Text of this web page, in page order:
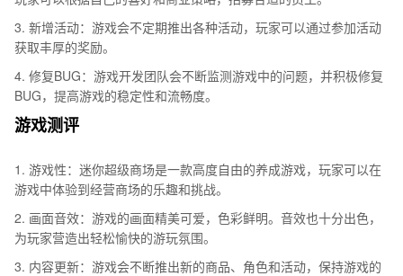
3. 新增活动：游戏会不定期推出各种活动，玩家可以通过参加活动
获取丰厚的奖励。
4. 修复BUG：游戏开发团队会不断监测游戏中的问题，并积极修复
BUG，提高游戏的稳定性和流畅度。
游戏测评
1. 游戏性：迷你超级商场是一款高度自由的养成游戏，玩家可以在
游戏中体验到经营商场的乐趣和挑战。
2. 画面音效：游戏的画面精美可爱，色彩鲜明。音效也十分出色，
为玩家营造出轻松愉快的游玩氛围。
3. 内容更新：游戏会不断推出新的商品、角色和活动，保持游戏的